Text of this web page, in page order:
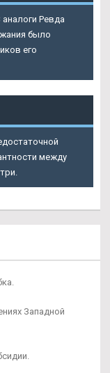
Ревда
было
его
между
Западной